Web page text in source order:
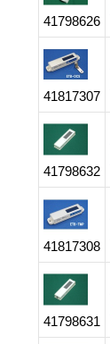
41798626
41817307
41798632
41817308
41798631